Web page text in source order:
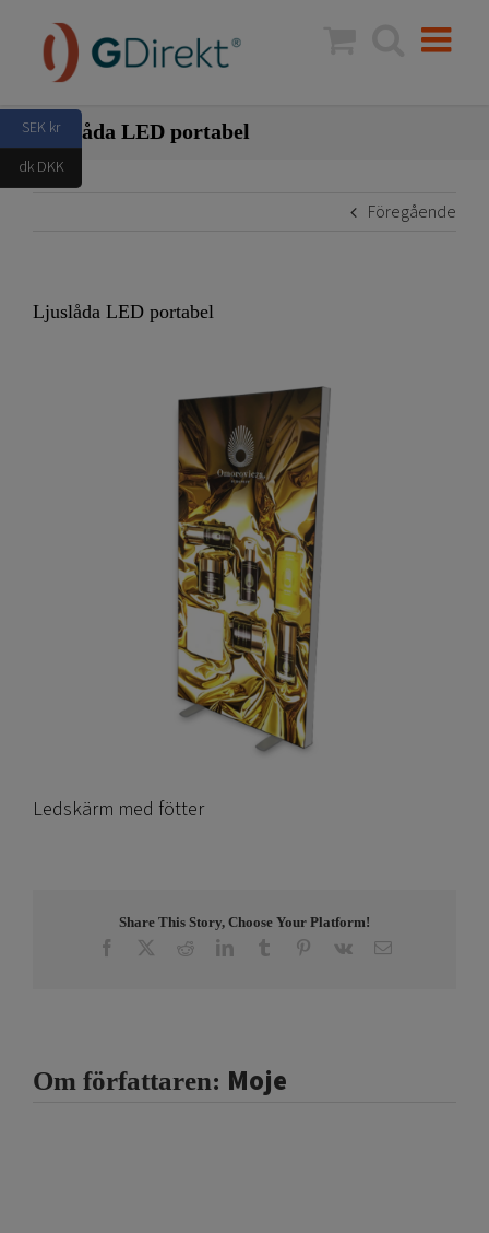
innehållet
Ljuslåda LED portabel
Föregående
Ljuslåda LED portabel
Ledskärm med fötter
Share This Story, Choose Your Platform!
Facebook RedditLinkedInTumblr Pinterest
Vk E-
Om författaren: Moje
SEK kr
dk DKK